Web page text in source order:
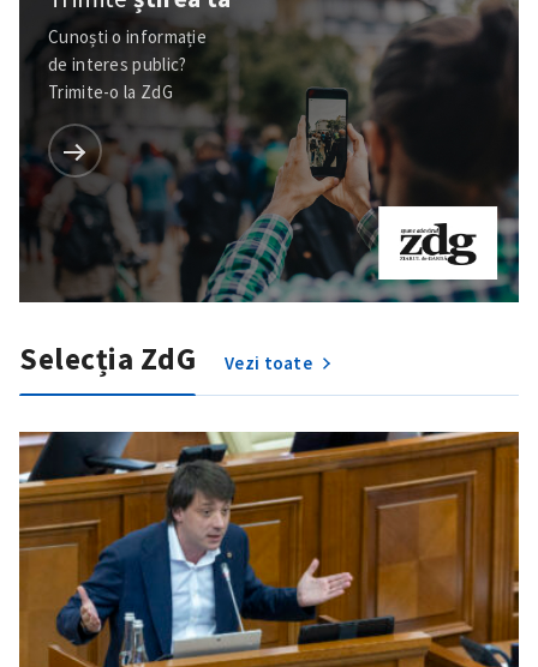
Cunoști o informație
de interes public?
Trimite-o la ZdG
Selecția ZdG Vezi toate